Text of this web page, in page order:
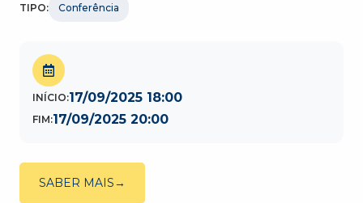
TIPO: Conferência
INÍCIO:17/09/2025 18:00
FIM:17/09/2025 20:00
SABER MAIS